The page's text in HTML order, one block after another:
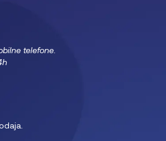
telefone.